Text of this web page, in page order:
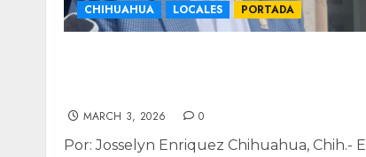
CHIHUAHUA LOCALES PORTADA
MARCH 3, 2026 0
Por: Josselyn Enriquez Chihuahua, Chih.- El